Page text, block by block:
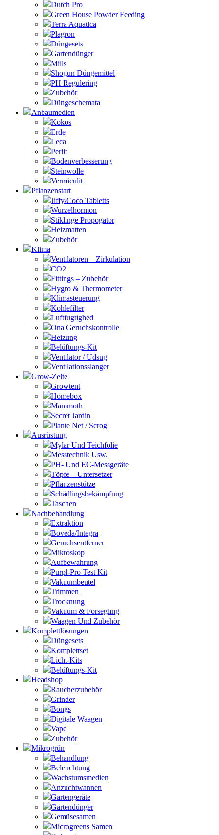
Dutch Pro
Green House Powder Feeding
Terra Aquatica
Plagron
Düngesets
Gartendünger
Mills
Shogun Düngemittel
PH Regulering
Zubehör
Düngeschemata
Anbaumedien
Kokos
Erde
Leca
Perlit
Bodenverbesserung
Steinwolle
Vermiculit
Pflanzenstart
Jiffy/Coco Tabletts
Wurzelhormon
Stiklinge Propogator
Heizmatten
Zubehör
Klima
Ventilatoren – Zirkulation
CO2
Fittings – Zubehör
Hygro & Thermometer
Klimasteuerung
Kohlefilter
Luftfugtighed
Ona Geruchskontrolle
Heizung
Belüftungs-Kit
Ventilator / Udsug
Ventilationsslanger
Grow-Zelte
Growtent
Homebox
Mammoth
Secret Jardin
Plante Net / Scrog
Ausrüstung
Mylar Und Teichfolie
Messtechnik Usw.
PH- Und EC-Messgeräte
Töpfe – Untersetzer
Pflanzenstütze
Schädlingsbekämpfung
Taschen
Nachbehandlung
Extraktion
Boveda/Integra
Geruchsentferner
Mikroskop
Aufbewahrung
Purpl-Pro Test Kit
Vakuumbeutel
Trimmen
Trocknung
Vakuum & Forsegling
Waagen Und Zubehör
Komplettlösungen
Düngesets
Komplettset
Licht-Kits
Belüftungs-Kit
Headshop
Raucherzubehör
Grinder
Bongs
Digitale Waagen
Vape
Zubehör
Mikrogrün
Behandlung
Beleuchtung
Wachstumsmedien
Anzuchtwannen
Gartengeräte
Gartendünger
Gemüsesamen
Microgreens Samen